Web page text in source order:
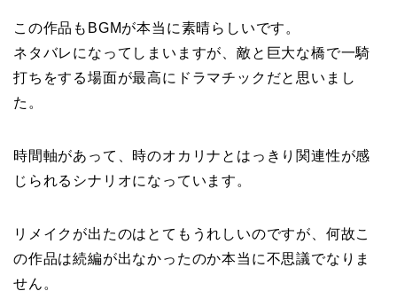
この作品もBGMが本当に素晴らしいです。
ネタバレになってしまいますが、敵と巨大な橋で一騎
打ちをする場面が最高にドラマチックだと思いまし
た。
時間軸があって、時のオカリナとはっきり関連性が感
じられるシナリオになっています。
リメイクが出たのはとてもうれしいのですが、何故こ
の作品は続編が出なかったのか本当に不思議でなりま
せん。